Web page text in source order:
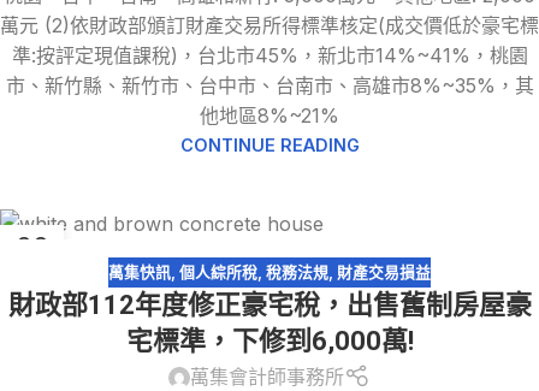
萬元 (2)依財政部頒訂財產交易所得標準核定(成交價低於豪宅標
準:按評定現值課稅)，台北市45%，新北市14%~41%，桃園
市、新竹縣、新竹市、台中市、台南市、高雄市8%~35%，其
他地區8%~21%
CONTINUE READING
26
萬集快訊 個人綜所稅 稅務法規 財產交易損益
財政部112年度修正豪宅稅，出售舊制房屋豪
宅標準，下修到6,000萬!
萬集會計師事務所